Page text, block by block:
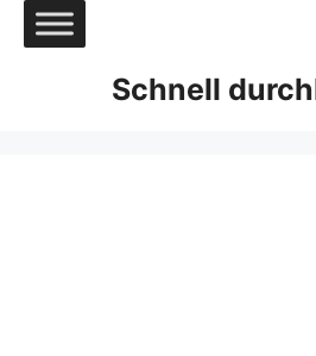
Zum
Inhalt
Schnell